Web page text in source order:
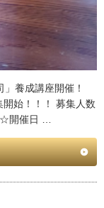
」養成講座開催！
始！！！ 募集人数
開催日 …